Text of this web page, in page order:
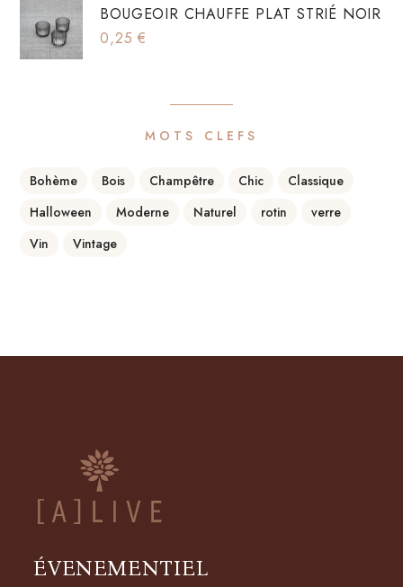
BOUGEOIR CHAUFFE PLAT STRIÉ NOIR
0,25 €
MOTS CLEFS
Bohème Bois Champêtre Chic
Classique
Halloween
Moderne Naturel rotin
verre
Vin
Vintage
ÉVENEMENTIEL